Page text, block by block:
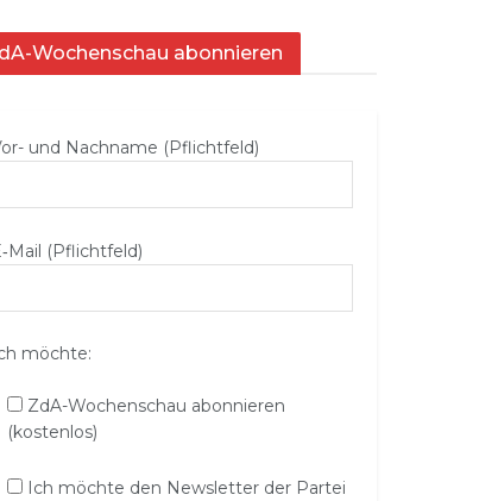
Wochenschau abonnieren
und Nachname (Pflichtfeld)
(Pflichtfeld)
möchte:
ZdA-Wochenschau abonnieren
(kostenlos)
Ich möchte den Newsletter der Partei